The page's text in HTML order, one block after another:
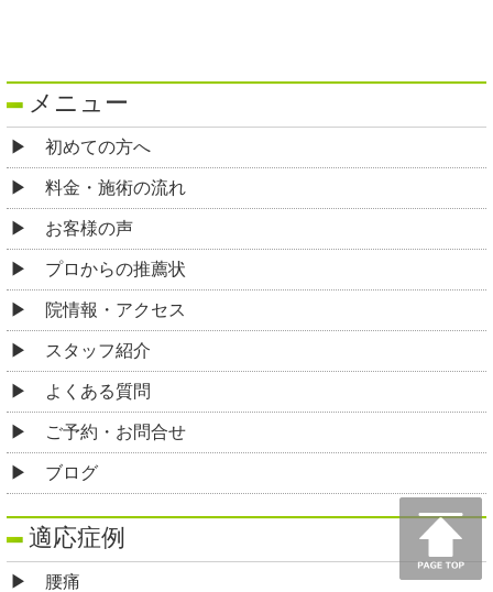
メニュー
初めての方へ
料金・施術の流れ
お客様の声
プロからの推薦状
院情報・アクセス
スタッフ紹介
よくある質問
ご予約・お問合せ
ブログ
適応症例
腰痛